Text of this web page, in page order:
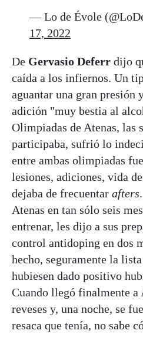
— Lo de Évole
17, 2022
De Gervasio Deferr dijo
caída a los infiernos. Un
aguantar una gran presión
adición "muy bestia al
Olimpiadas de Atenas, las
participaba, sufrió lo
entre ambas olimpiadas
lesiones, adiciones, vida
dejaba de frecuentar afters
Atenas en tan sólo seis
entrenar, les dijo a sus
control antidoping en dos
hecho, seguramente la
hubiesen dado positivo
Cuando llegó finalmente a
reveses y, una noche, se
resaca que tenía, no sabe